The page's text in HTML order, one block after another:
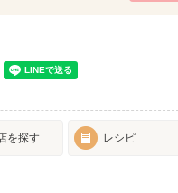
を探す レシピ